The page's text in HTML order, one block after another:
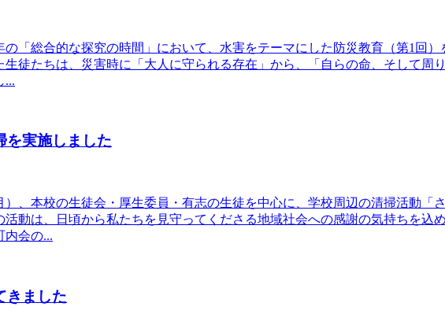
の「総合的な探究の時間」において、水害をテーマにした防災教育（第1回）
生徒たちは、災害時に「大人に守られる存在」から、「自らの命、そして周
...
を実施しました
）、本校の生徒会・厚生委員・有志の生徒を中心に、学校周辺の清掃活動「
活動は、日頃から私たちを見守ってくださる地域社会への感謝の気持ちを込
内会の...
きました